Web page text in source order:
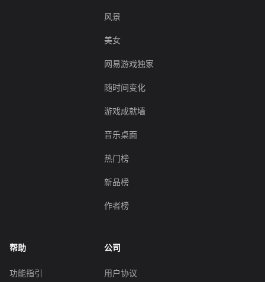
风景
美女
网易游戏独家
随时间变化
游戏成就墙
音乐桌面
热门榜
新品榜
作者榜
帮助
功能指引
公司
用户协议